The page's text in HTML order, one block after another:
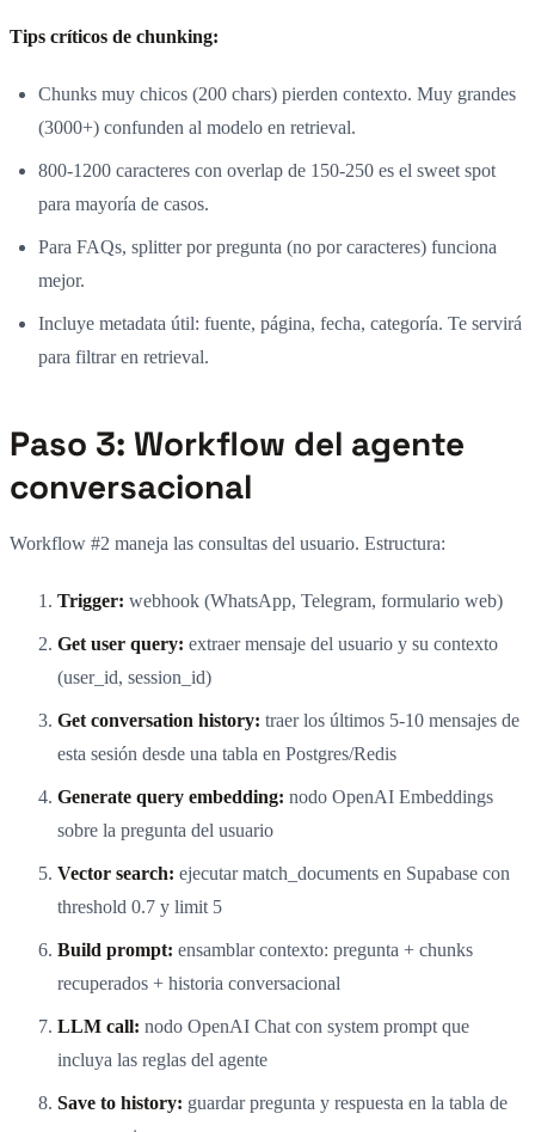
Tips críticos de chunking:
Chunks muy chicos (200 chars) pierden contexto. Muy grandes
(3000+) confunden al modelo en retrieval.
800-1200 caracteres con overlap de 150-250 es el sweet spot
para mayoría de casos.
Para FAQs, splitter por pregunta (no por caracteres) funciona
mejor.
Incluye metadata útil: fuente, página, fecha, categoría. Te servirá
para filtrar en retrieval.
Paso 3: Workflow del agente
conversacional
Workflow #2 maneja las consultas del usuario. Estructura:
Trigger: webhook (WhatsApp, Telegram, formulario web)
Get user query: extraer mensaje del usuario y su contexto
(user_id, session_id)
Get conversation history: traer los últimos 5-10 mensajes de
esta sesión desde una tabla en Postgres/Redis
Generate query embedding: nodo OpenAI Embeddings
sobre la pregunta del usuario
Vector search: ejecutar match_documents en Supabase con
threshold 0.7 y limit 5
Build prompt: ensamblar contexto: pregunta + chunks
recuperados + historia conversacional
LLM call: nodo OpenAI Chat con system prompt que
incluya las reglas del agente
Save to history: guardar pregunta y respuesta en la tabla de